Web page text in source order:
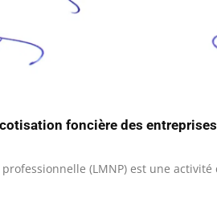
foncière des
(LMNP) est une activité